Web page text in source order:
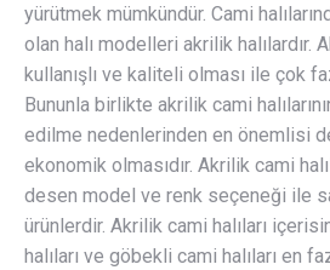
yürütmek mümkündür. Cami
olan halı modelleri akrilik halılardır.
kullanışlı ve kaliteli olması ile çok
Bununla birlikte akrilik cami
edilme nedenlerinden en önemlisi
ekonomik olmasıdır. Akrilik cami
desen model ve renk seçeneği ile
ürünlerdir. Akrilik cami halıları
halıları ve göbekli cami halıları en